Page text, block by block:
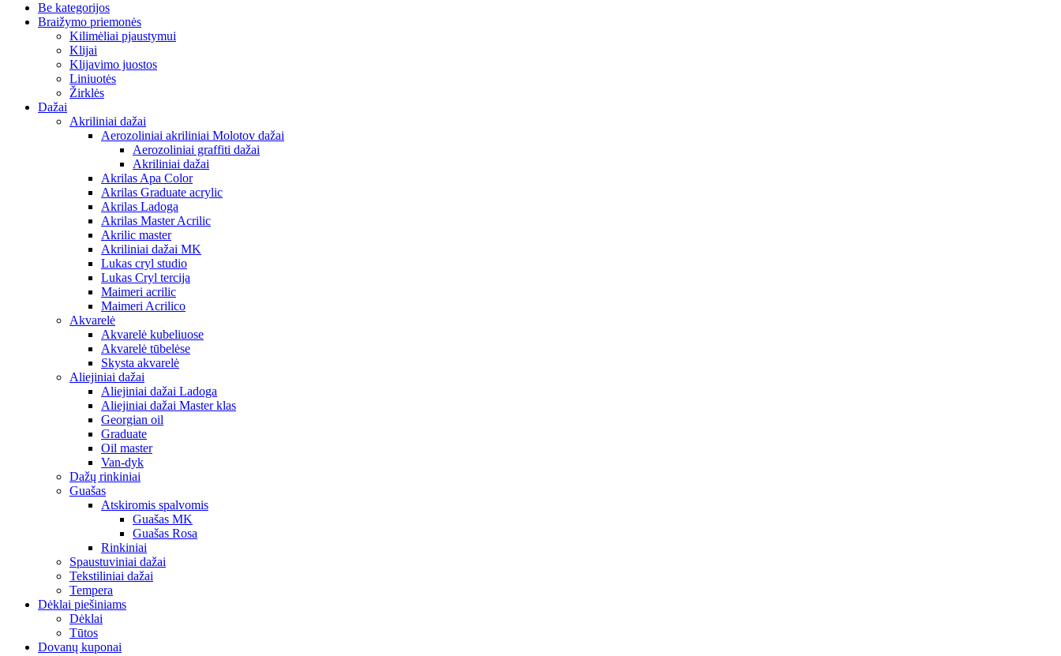
Be kategorijos
Braižymo priemonės
Kilimėliai pjaustymui
Klijai
Klijavimo juostos
Liniuotės
Žirklės
Dažai
Akriliniai dažai
Aerozoliniai akriliniai Molotov dažai
Aerozoliniai graffiti dažai
Akriliniai dažai
Akrilas Apa Color
Akrilas Graduate acrylic
Akrilas Ladoga
Akrilas Master Acrilic
Akrilic master
Akriliniai dažai MK
Lukas cryl studio
Lukas Cryl tercija
Maimeri acrilic
Maimeri Acrilico
Akvarelė
Akvarelė kubeliuose
Akvarelė tūbelėse
Skysta akvarelė
Aliejiniai dažai
Aliejiniai dažai Ladoga
Aliejiniai dažai Master klas
Georgian oil
Graduate
Oil master
Van-dyk
Dažų rinkiniai
Guašas
Atskiromis spalvomis
Guašas MK
Guašas Rosa
Rinkiniai
Spaustuviniai dažai
Tekstiliniai dažai
Tempera
Dėklai piešiniams
Dėklai
Tūtos
Dovanų kuponai